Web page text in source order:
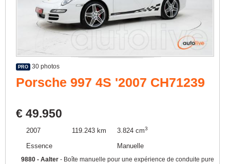
PRO 30 photos
Porsche 997 4S '2007 CH71239
€ 49.950
2007 119.243 km 3.824 cm3
Essence Manuelle
9880 - Aalter - Boîte manuelle pour une expérience de conduite pure